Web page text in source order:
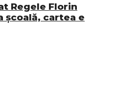
Regele Florin
școală, cartea e